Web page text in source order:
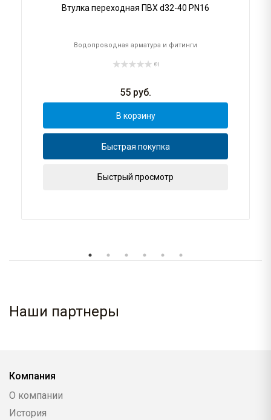
Втулка переходная ПВХ d32-40 PN16
Водопроводная арматура и фитинги
(0)
55 руб.
В корзину
Быстрая покупка
Быстрый просмотр
Наши партнеры
Компания
О компании
История